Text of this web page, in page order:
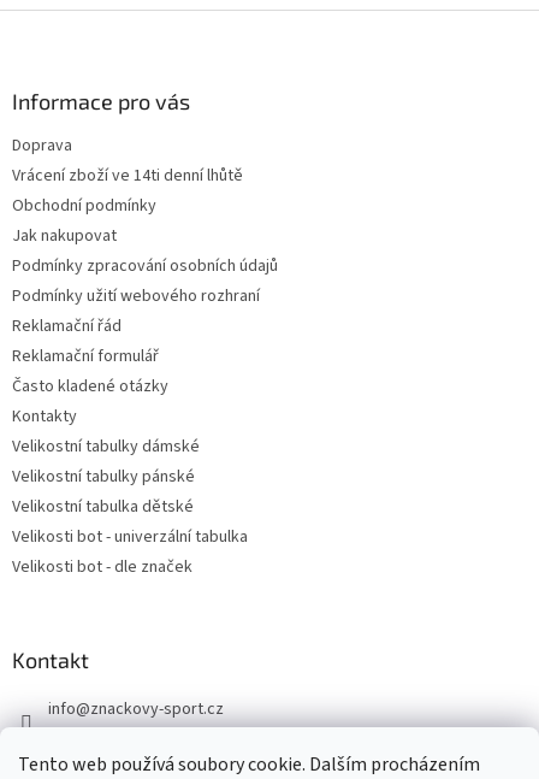
Tento web používá soubory cookie. Dalším procházením
Informace pro vás
Doprava
Vrácení zboží ve 14ti denní lhůtě
Obchodní podmínky
Jak nakupovat
Podmínky zpracování osobních údajů
Podmínky užití webového rozhraní
Reklamační řád
Reklamační formulář
Často kladené otázky
Kontakty
Velikostní tabulky dámské
Velikostní tabulky pánské
Velikostní tabulka dětské
Velikosti bot - univerzální tabulka
Velikosti bot - dle značek
Kontakt
info@znackovy-sport.cz